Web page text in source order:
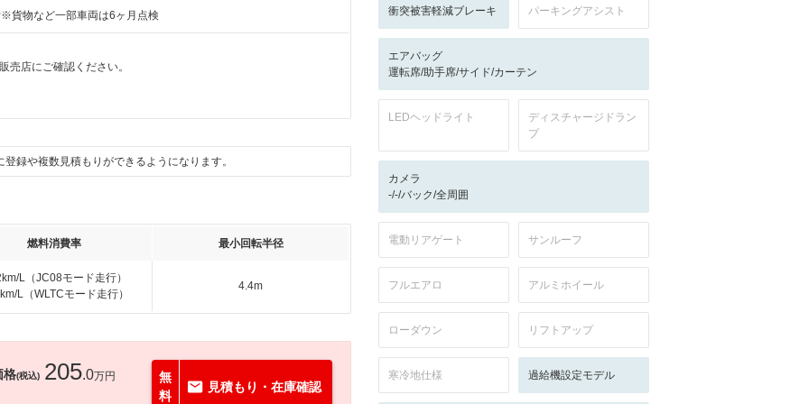
貨物など一部車両は6ヶ月点検
売店にご確認ください。
録や複数見積もりができるようになります。
燃料消費率 最小回転半径
L（JC08モード走行）
L（WLTCモード走行）
4.4m
格(税込) 205.0万円
無
料
見積もり・在庫確認
衝突被害軽減ブレーキ パーキングアシスト
エアバッグ
運転席/助手席/サイド/カーテン
LEDヘッドライト
ディスチャージドラン
プ
カメラ
-/-/バック/全周囲
電動リアゲート サンルーフ
フルエアロ アルミホイール
ローダウン リフトアップ
寒冷地仕様 過給機設定モデル